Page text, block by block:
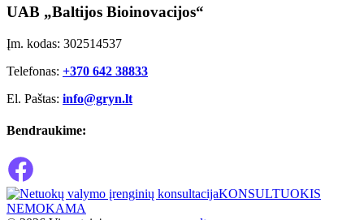
UAB „Baltijos Bioinovacijos“
Įm. kodas: 302514537
Telefonas: +370 642 38833
El. Paštas: info@gryn.lt
Bendraukime:
KONSULTUOKIS
NEMOKAMA